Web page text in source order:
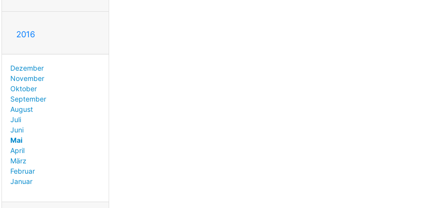
2016
Dezember
November
Oktober
September
August
Juli
Juni
Mai
April
März
Februar
Januar